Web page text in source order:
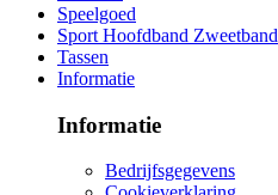
Speelgoed
Sport Hoofdband Zweetband
Tassen
Informatie
Informatie
Bedrijfsgegevens